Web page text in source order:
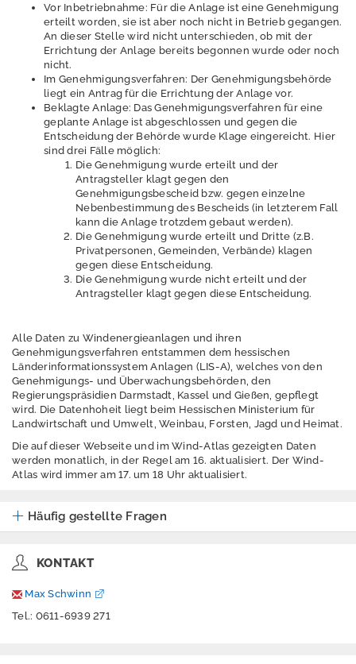
a
t
e
n
s
h
t
z
l
f
a
Vor Inbetriebnahme: Für die Anlage ist eine Genehmigung
erteilt worden, sie ist aber noch nicht in Betrieb gegangen.
An dieser Stelle wird nicht unterschieden, ob mit der
Errichtung der Anlage bereits begonnen wurde oder noch
nicht.
Im Genehmigungsverfahren: Der Genehmigungsbehörde
liegt ein Antrag für die Errichtung der Anlage vor.
Beklagte Anlage: Das Genehmigungsverfahren für eine
geplante Anlage ist abgeschlossen und gegen die
Entscheidung der Behörde wurde Klage eingereicht. Hier
sind drei Fälle möglich:
Die Genehmigung wurde erteilt und der
Antragsteller klagt gegen den
Genehmigungsbescheid bzw. gegen einzelne
Nebenbestimmung des Bescheids (in letzterem Fall
kann die Anlage trotzdem gebaut werden).
Die Genehmigung wurde erteilt und Dritte (z.B.
Privatpersonen, Gemeinden, Verbände) klagen
gegen diese Entscheidung.
Die Genehmigung wurde nicht erteilt und der
Antragsteller klagt gegen diese Entscheidung.
Alle Daten zu Windenergieanlagen und ihren
Genehmigungsverfahren entstammen dem hessischen
Länderinformationssystem Anlagen (LIS-A), welches von den
Genehmigungs- und Überwachungsbehörden, den
Regierungspräsidien Darmstadt, Kassel und Gießen, gepflegt
wird. Die Datenhoheit liegt beim Hessischen Ministerium für
Landwirtschaft und Umwelt, Weinbau, Forsten, Jagd und Heimat.
Die auf dieser Webseite und im Wind-Atlas gezeigten Daten
werden monatlich, in der Regel am 16. aktualisiert. Der Wind-
Atlas wird immer am 17. um 18 Uhr aktualisiert.
Häufig gestellte Fragen
KONTAKT
Max Schwinn
Tel.: 0611-6939 271